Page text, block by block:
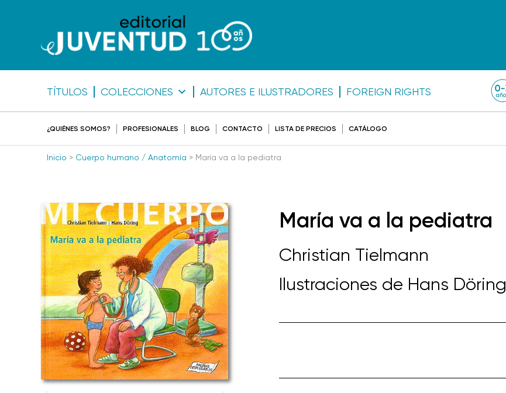
TÍTULOS COLECCIONES AUTORES E ILUSTRADORES FOREIGN RIGHTS
¿QUIÉNES SOMOS? PROFESIONALES BLOG CONTACTO LISTA DE PRECIOS CATÁLOGO
Inicio > Cuerpo humano / Anatomía > María va a la pediatra
María va a la pediatra
Christian Tielmann
Ilustraciones de Hans Döring